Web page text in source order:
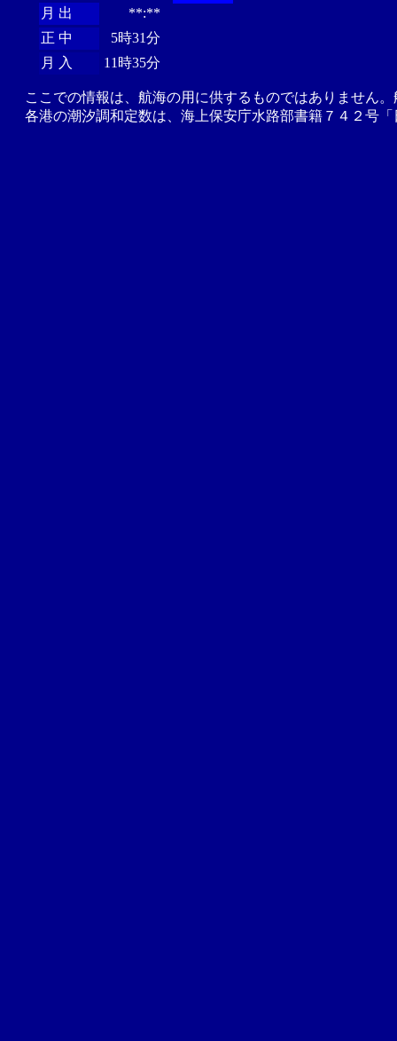
月 出
**:**
正 中
5時31分
月 入
11時35分
ここでの情報は、航海の用に供するものではありません
各港の潮汐調和定数は、海上保安庁水路部書籍７４２号